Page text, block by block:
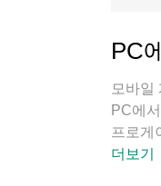
PC
모바일
PC에
프로게
요. 배
더보기